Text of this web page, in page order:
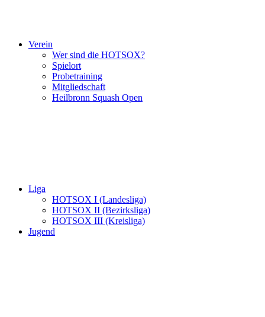
Verein
Wer sind die HOTSOX?
Spielort
Probetraining
Mitgliedschaft
Heilbronn Squash Open
Liga
HOTSOX I (Landesliga)
HOTSOX II (Bezirksliga)
HOTSOX III (Kreisliga)
Jugend